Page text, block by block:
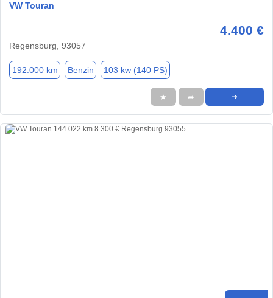
VW Touran
4.400 €
Regensburg, 93057
192.000 km Benzin 103 kw (140 PS)
★ ➦ ➜